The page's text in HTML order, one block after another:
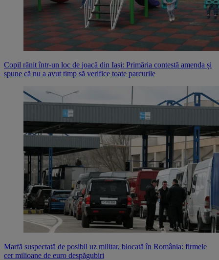
Copil rănit într-un loc de joacă din Iași: Primăria contestă amenda și
spune că nu a avut timp să verifice toate parcurile
Marfă suspectată de posibil uz militar, blocată în România: firmele
cer milioane de euro despăgubiri